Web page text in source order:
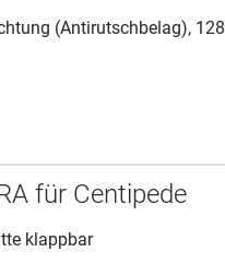
(Antirutschbelag), 128
für Centipede
klappbar